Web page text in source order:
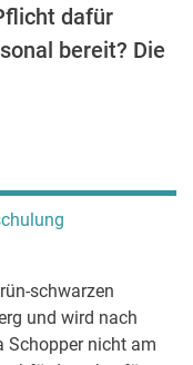
dafür
bereit? Die
schwarzen
und wird nach
Schopper nicht am